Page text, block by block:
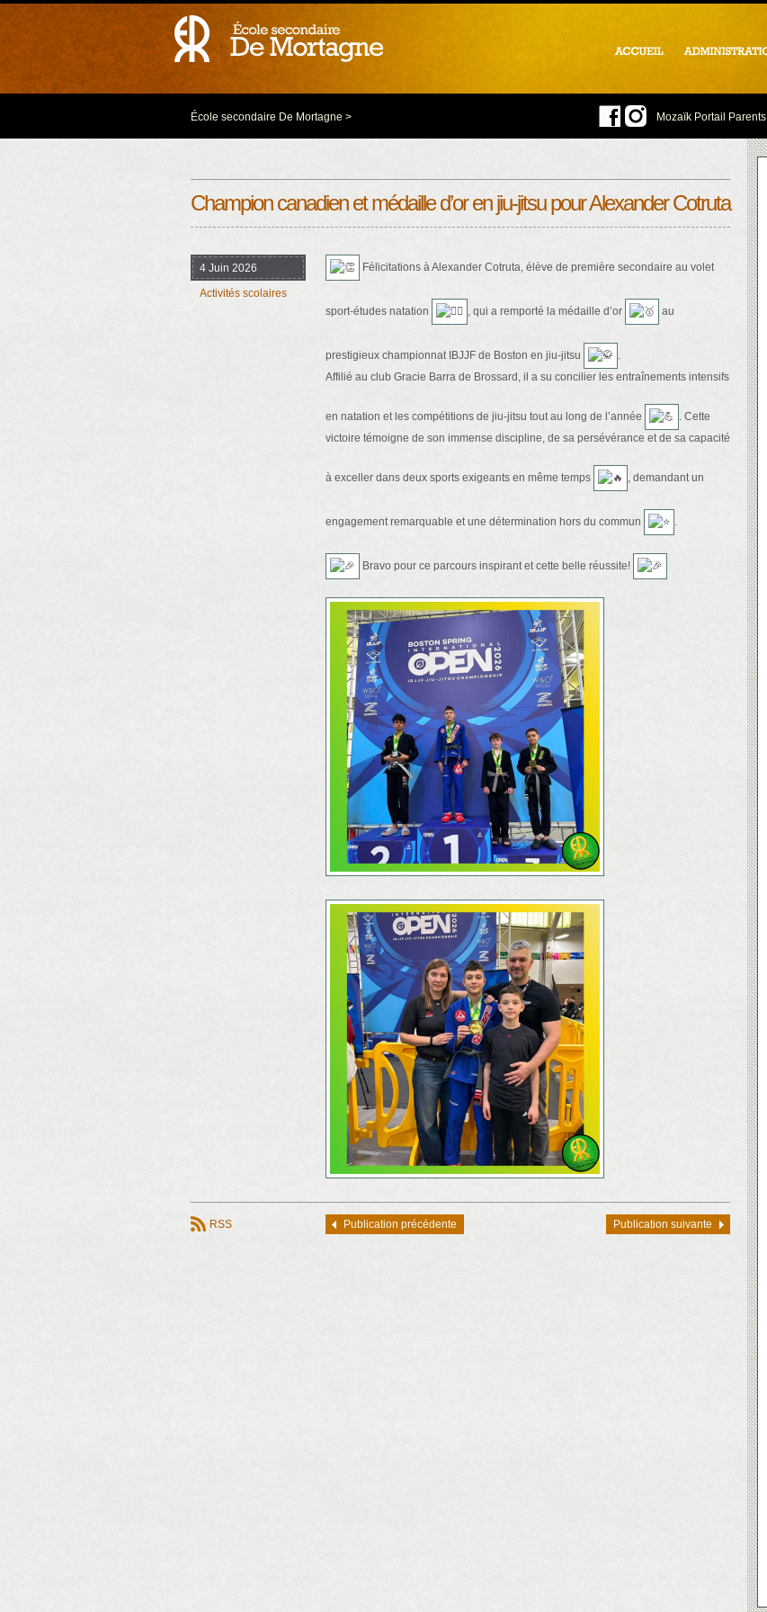
École secondaire De Mortagne > Mozaïk Portail Parents
Champion canadien et médaille d’or en jiu-jitsu pour Alexander Cotruta
4 Juin 2026
Activités scolaires
Félicitations à Alexander Cotruta, élève de première secondaire au volet
sport-études natation , qui a remporté la médaille d’or au
prestigieux championnat IBJJF de Boston en jiu-jitsu
.
Affilié au club Gracie Barra de Brossard, il a su concilier les entraînements intensifs
en natation et les compétitions de jiu-jitsu tout au long de l’année
. Cette
victoire témoigne de son immense discipline, de sa persévérance et de sa capacité
à exceller dans deux sports exigeants en même temps , demandant un
engagement remarquable et une détermination hors du commun .
Bravo pour ce parcours inspirant et cette belle réussite!
RSS Publication précédente Publication suivante